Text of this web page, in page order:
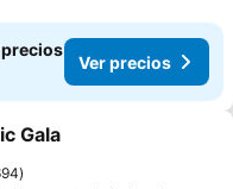
precios
Ver precios
a favoritos
Gala